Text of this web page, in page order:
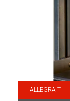
ALLEGRA T